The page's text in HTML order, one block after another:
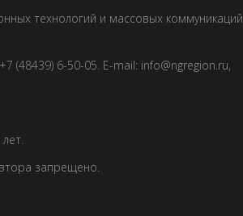
технологий и массовых коммуникаций
(48439) 6-50-05. E-mail: info@ngregion.ru,
запрещено.